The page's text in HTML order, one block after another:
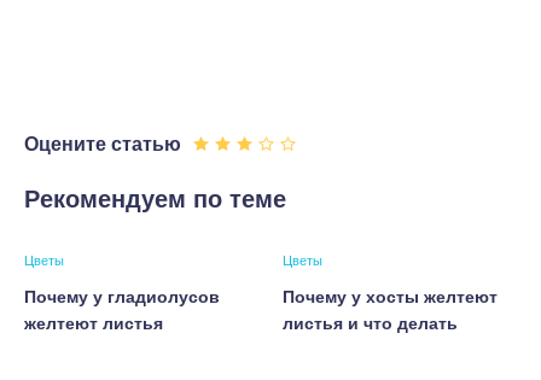
Оцените статью
Рекомендуем по теме
Цветы
Почему у гладиолусов
желтеют листья
Цветы
Почему у хосты желтеют
листья и что делать